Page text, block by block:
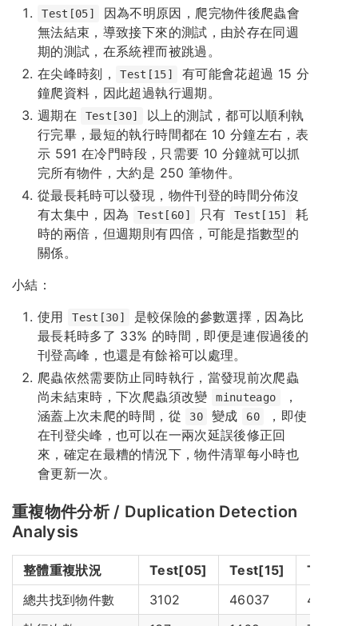
Test[05]
因為不明原因，爬完物件後爬蟲會
無法結束，導致接下來的測試，由於存在同週
期的測試，在系統裡而被跳過。
在尖峰時刻，
Test[15]
有可能會花超過 15 分
鐘爬資料，因此超過執行週期。
週期在
Test[30]
以上的測試，都可以順利執
行完畢，最短的執行時間都在 10 分鐘左右，表
示 591 在冷門時段，只需要 10 分鐘就可以抓
完所有物件，大約是 250 筆物件。
從最長耗時可以發現，物件刊登的時間分佈沒
有太集中，因為
Test[60] 只有 Test[15]
耗
時的兩倍，但週期則有四倍，可能是指數型的
關係。
小結：
使用
Test[30]
是較保險的參數選擇，因為比
最長耗時多了 33% 的時間，即便是連假過後的
刊登高峰，也還是有餘裕可以處理。
爬蟲依然需要防止同時執行，當發現前次爬蟲
尚未結束時，下次爬蟲須改變
minuteago
，
涵蓋上次未爬的時間，從
30 變成 60
，即使
在刊登尖峰，也可以在一兩次延誤後修正回
來，確定在最糟的情況下，物件清單每小時也
會更新一次。
重複物件分析 / Duplication Detection
Analysis
整體重複狀況 Test[05] Test[15]
總共找到物件數
3102 46037
48221